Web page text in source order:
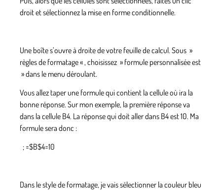
droit et sélectionnez la mise en forme conditionnelle.
Une boîte s’ouvre à droite de votre feuille de calcul. Sous »
règles de formatage « , choisissez » formule personnalisée est
» dans le menu déroulant.
Vous allez taper une formule qui contient la cellule où ira la
bonne réponse. Sur mon exemple, la première réponse va
dans la cellule B4. La réponse qui doit aller dans B4 est 10. Ma
formule sera donc :
; =$B$4=10
Dans le style de formatage, je vais sélectionner la couleur bleu